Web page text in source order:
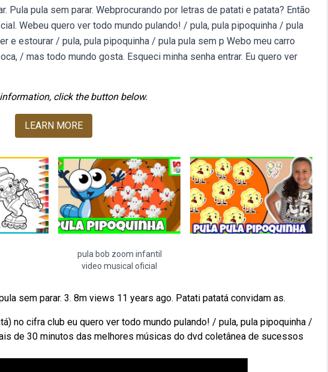
Pula pula sem parar. Webprocurando por letras de patati e patata? Então
Webeu quero ver todo mundo pulando! / pula, pula pipoquinha / pula
e estourar / pula, pula pipoquinha / pula pula sem p Webo meu carro
/ mas todo mundo gosta. Esqueci minha senha entrar. Eu quero ver
click the button below.
LEARN MORE
pula bob zoom infantil
video musical oficial
sem parar. 3. 8m views 11 years ago. Patati patatá convidam as.
no cifra club eu quero ver todo mundo pulando! / pula, pula pipoquinha /
de 30 minutos das melhores músicas do dvd coletânea de sucessos